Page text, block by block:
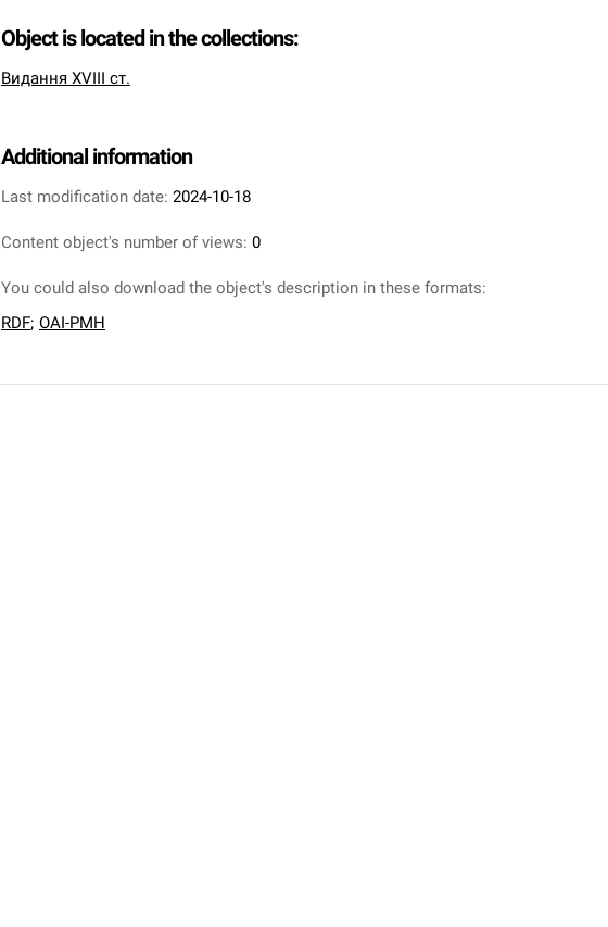
Object is located in the collections:
Видання XVIII ст.
Additional information
Last modification date: 2024-10-18
Content object's number of views: 0
You could also download the object's description in these formats:
RDF; OAI-PMH